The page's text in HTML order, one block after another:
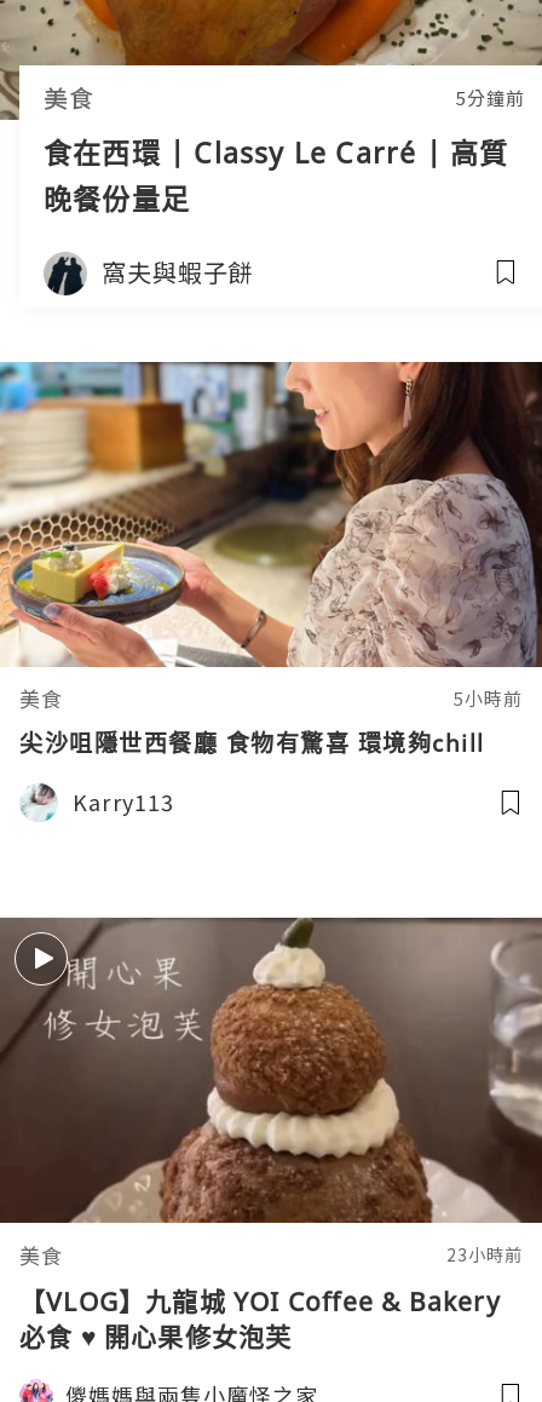
美食 5分鐘前
食在西環 | Classy Le Carré | 高質
晚餐份量足
窩夫與蝦子餅
美食 5小時前
尖沙咀隱世西餐廳 食物有驚喜 環境夠chill
Karry113
美食 23小時前
【VLOG】九龍城 YOI Coffee & Bakery
必食 ♥ 開心果修女泡芙
儍媽媽與兩隻小魔怪之家